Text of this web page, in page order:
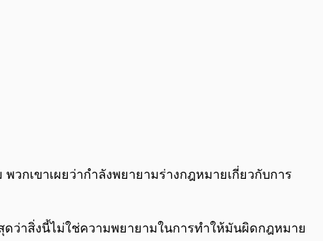
0:00 0:00
วกเขาเผยว่ากำลังพยายามร่างกฎหมายเกี่ยวกับการ
ว่าสิ่งนี้ไม่ใช่ความพยายามในการทำให้มันผิดกฎหมาย